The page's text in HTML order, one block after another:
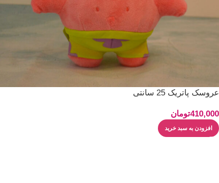
عروسک پاتریک 25 سانتی
410,000تومان
افزودن به سبد خرید